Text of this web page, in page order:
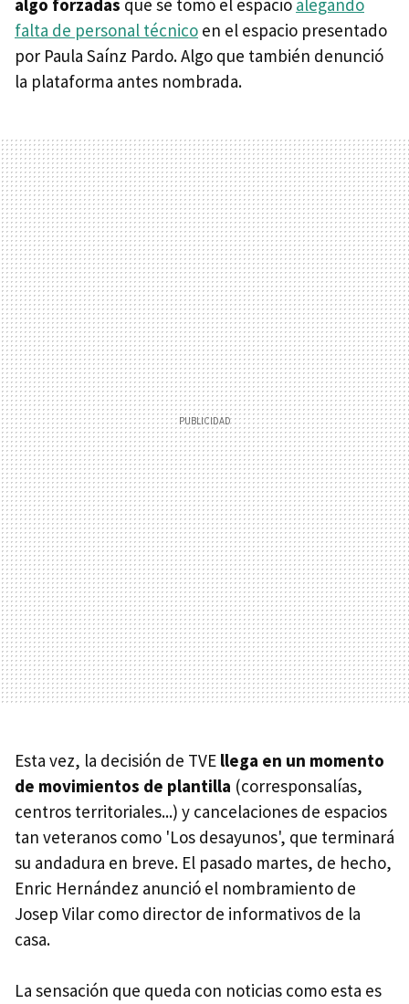
algo forzadas que se tomó el espacio alegando
falta de personal técnico en el espacio presentado
por Paula Saínz Pardo. Algo que también denunció
la plataforma antes nombrada.
Esta vez, la decisión de TVE llega en un momento
de movimientos de plantilla (corresponsalías,
centros territoriales...) y cancelaciones de espacios
tan veteranos como 'Los desayunos', que terminará
su andadura en breve. El pasado martes, de hecho,
Enric Hernández anunció el nombramiento de
Josep Vilar como director de informativos de la
casa.
La sensación que queda con noticias como esta es